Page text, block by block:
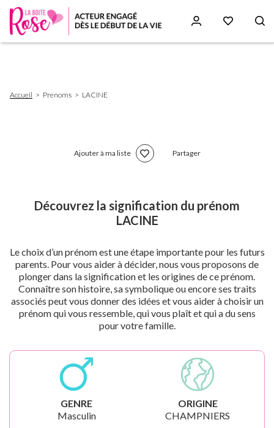
d'Ariane
Accueil Prenoms LACINE
Ajouter à ma liste Partager
Découvrez la signification du prénom
LACINE
Le choix d’un prénom est une étape importante pour les futurs
parents. Pour vous aider à décider, nous vous proposons de
plonger dans la signification et les origines de ce prénom.
Connaître son histoire, sa symbolique ou encore ses traits
associés peut vous donner des idées et vous aider à choisir un
prénom qui vous ressemble, qui vous plaît et qui a du sens
pour votre famille.
GENRE
Masculin
ORIGINE
CHAMPNIERS